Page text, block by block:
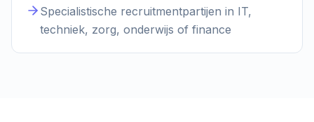
Specialistische recruitmentpartijen in IT,
techniek, zorg, onderwijs of finance